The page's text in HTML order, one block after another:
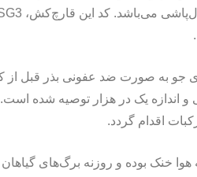
می‌باشد. کد این قارچ‌کش،
جو به صورت ضد عفونی بذر قبل از
یک در هزار توصیه شده است.
اقدام گردد.
بوده و روزنه برگ‌های گیاهان